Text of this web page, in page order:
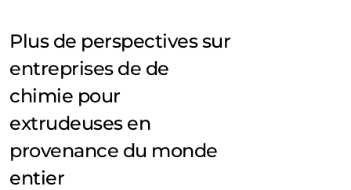
Plus de perspectives sur
entreprises de de
chimie pour
extrudeuses en
provenance du monde
entier